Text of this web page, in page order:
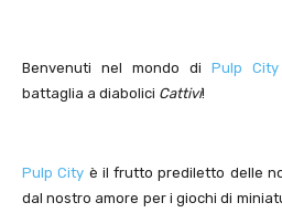
Benvenuti nel mondo di Pulp City
battaglia a diabolici Cattivi!
Pulp City è il frutto prediletto delle
dal nostro amore per i giochi di